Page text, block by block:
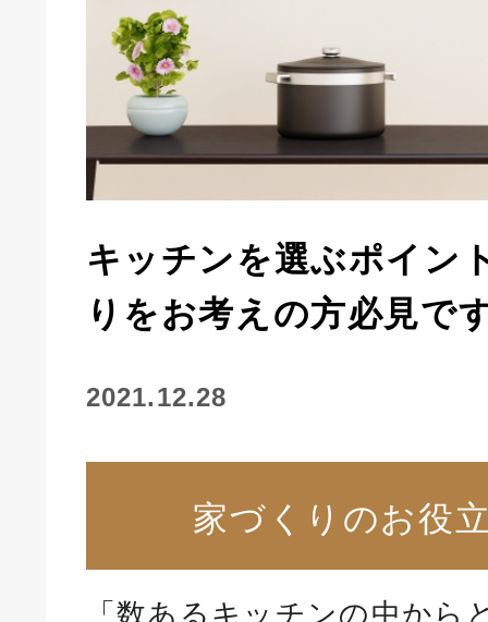
キッチンを選ぶポイン
りをお考えの方必見で
2021.12.28
家づくりのお役
「数あるキッチンの中から